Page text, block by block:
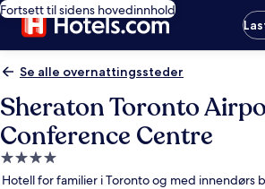
Fortsett til sidens hovedinnhold
Se alle overnattingssteder
Sheraton Toronto
Conference Centre
Overnattingssted
med
Hotell for familier i Toronto og med innendørs